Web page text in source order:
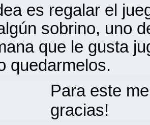
es regalar el
sobrino, uno
que le gusta
quedarmelos.
Para este
gracias!